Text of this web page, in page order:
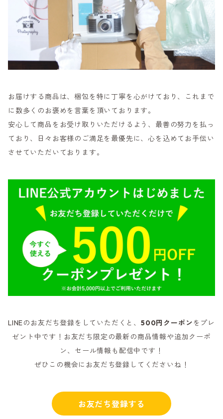
お届けする商品は、梱包を特に丁寧を心がけており、これまで
に数多くのお褒めを言葉を頂いております。
安心して商品をお受け取りいただけるよう、最善の努力を払っ
ており、日々お客様のご満足を最優先に、心を込めてお手伝い
させていただいております。
LINEのお友だち登録をしていただくと、500円クーポンをプレ
ゼント中です！お友だち限定の最新の商品情報や追加クーポ
ン、セール情報も配信中です！
ぜひこの機会にお友だち登録してくださいね！
お友だち登録する